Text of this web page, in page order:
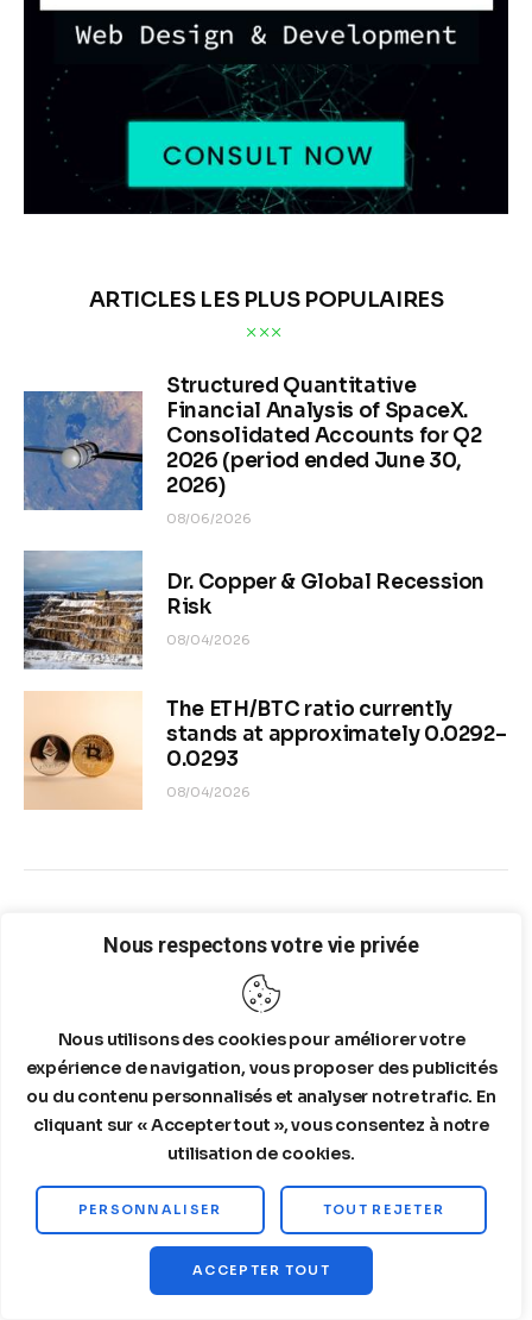
Nous respectons votre vie privée
Nous utilisons des cookies pour améliorer votre
expérience de navigation, vous proposer des publicités
ou du contenu personnalisés et analyser notre trafic. En
cliquant sur « Accepter tout », vous consentez à notre
utilisation de cookies.
PERSONNALISER TOUT REJETER
ACCEPTER TOUT
ARTICLES LES PLUS POPULAIRES
Structured Quantitative
Financial Analysis of SpaceX.
Consolidated Accounts for Q2
2026 (period ended June 30,
2026)
08/06/2026
Dr. Copper & Global Recession
Risk
08/04/2026
The ETH/BTC ratio currently
stands at approximately 0.0292–
0.0293
08/04/2026
You May Also Like